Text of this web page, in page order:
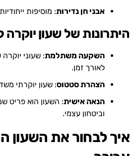
אבני חן נדירות: מוסיפות
היתרונות של שעון יוקרה
השקעה משתלמת: שעוני
לאורך זמן.
הצהרת סטטוס: שעון יוקרתי
הנאה אישית: השעון הוא פריט
וביטחון עצמי.
איך לבחור את השעון